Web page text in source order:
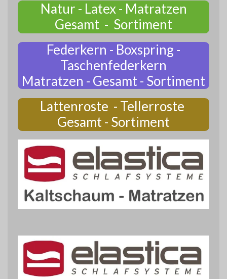
Natur - Latex - Matratzen
Gesamt - Sortiment
Federkern - Boxspring -
Taschenfederkern
Matratzen - Gesamt - Sortiment
Lattenroste - Tellerroste
Gesamt - Sortiment